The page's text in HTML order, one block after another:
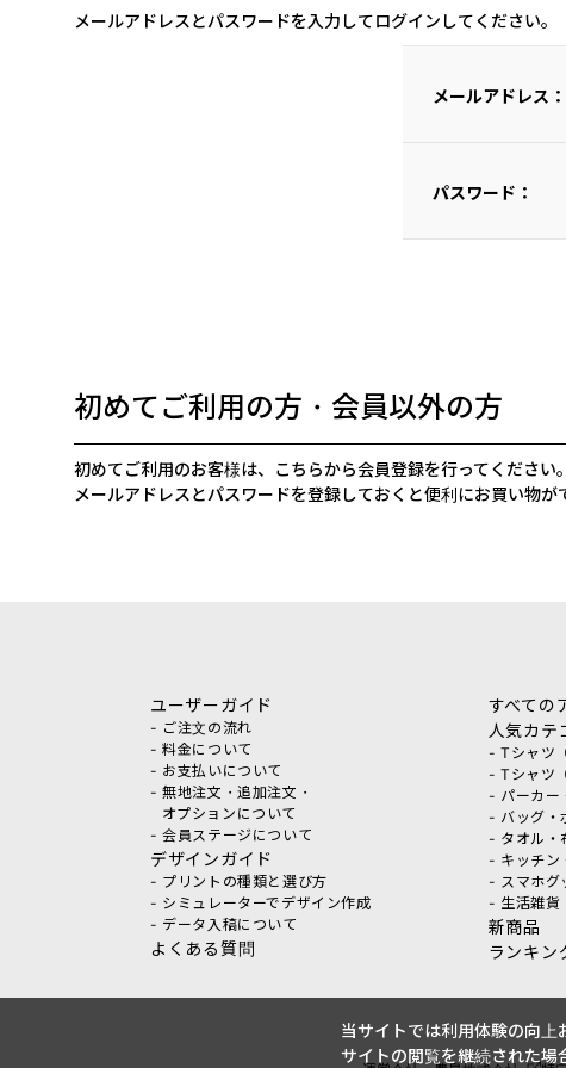
メールアドレスとパスワードを入力してログインしてください。
メールアドレス：
パスワード：
初めてご利用の方・会員以外の方
初めてご利用のお客様は、こちらから会員登録を行ってください。
メールアドレスとパスワードを登録しておくと便利にお買い物が
ユーザーガイド
- ご注文の流れ
- 料金について
- お支払いについて
- 無地注文・追加注文・
オプションについて
- 会員ステージについて
デザインガイド
- プリントの種類と選び方
- シミュレーターでデザイン作成
- データ入稿について
よくある質問
すべての
人気カテ
- Tシャツ
- Tシャツ
- パーカー
- バッグ・
- タオル・
- キッチン
- スマホグ
- 生活雑貨
新商品
ランキン
当サイトでは利用体験の向上
サイトの閲覧を継続された場